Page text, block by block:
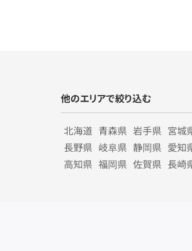
他のエリアで絞り込む
北海道 青森県 岩手県 宮城
長野県 岐阜県 静岡県 愛知
高知県 福岡県 佐賀県 長崎